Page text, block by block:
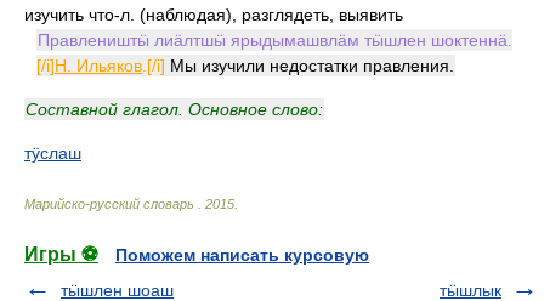
изучить что-л. (наблюдая), разглядеть, выявить
Правлеништӹ лиӓлтшӹ ярыдымашвлӓм тӹшлен шоктеннӓ.
[/i]Н. Ильяков .[/i] Мы изучили недостатки правления.
Составной глагол. Основное слово:
тӱслаш
Марийско-русский словарь 2015
Игры ⚽
Поможем написать курсовую
тӹшлен шоаш
тӹшлык